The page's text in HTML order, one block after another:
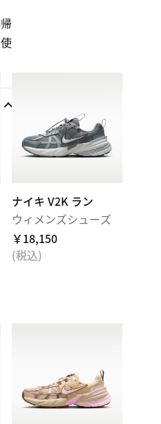
ナイキ V2K ラン
ウィメンズシューズ
￥18,150
(税込)